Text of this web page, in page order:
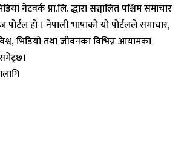
नेटवर्क प्रा.लि. द्धारा सञ्चालित पश्चिम समाचार
हो । नेपाली भाषाको यो पोर्टलले समाचार,
भिडियो तथा जीवनका विभिन्न आयामका